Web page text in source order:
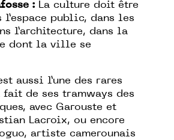
: La culture doit être
l’espace public, dans les
l’architecture, dans la
dont la ville se
aussi l’une des rares
de ses tramways des
avec Garouste et
Lacroix, ou encore
artiste camerounais